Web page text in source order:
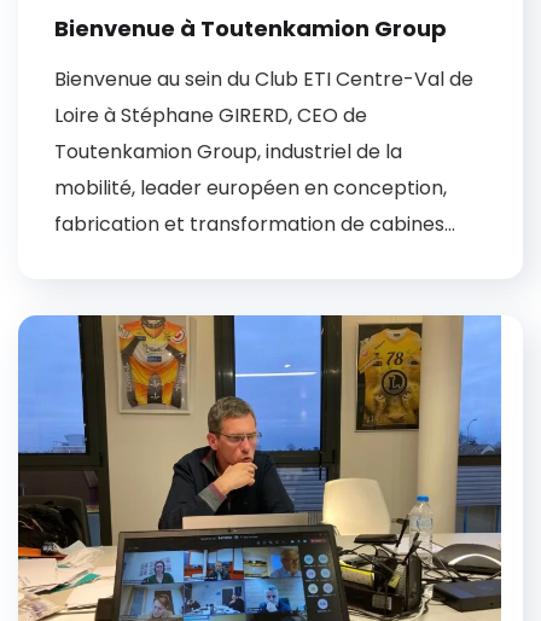
Bienvenue à Toutenkamion Group
Bienvenue au sein du Club ETI Centre-Val de
Loire à Stéphane GIRERD, CEO de
Toutenkamion Group, industriel de la
mobilité, leader européen en conception,
fabrication et transformation de cabines...